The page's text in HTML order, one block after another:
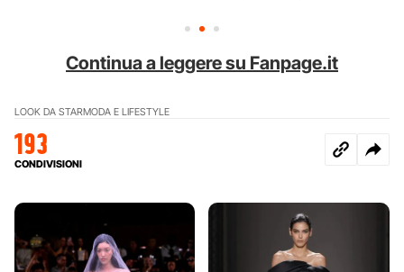
Continua a leggere su Fanpage.it
LOOK DA STARMODA E LIFESTYLE
193
CONDIVISIONI